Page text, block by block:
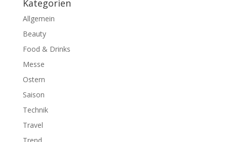
Kategorien
Allgemein
Beauty
Food & Drinks
Messe
Ostern
Saison
Technik
Travel